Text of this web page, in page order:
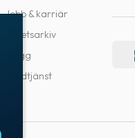
Jobb & karriär
Nyhetsarkiv
Blogg
Kundtjänst